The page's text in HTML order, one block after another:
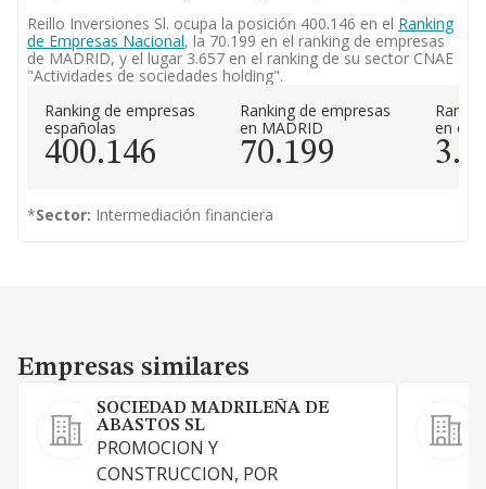
Reillo Inversiones Sl. ocupa la posición 400.146 en el Ranking
de Empresas Nacional, la 70.199 en el ranking de empresas
de MADRID, y el lugar 3.657 en el ranking de su sector CNAE
"Actividades de sociedades holding".
Ranking de empresas
españolas
400.146
Ranking de empresas
en MADRID
70.199
en el
*Sector: Intermediación financiera
Empresas similares
Empresas similares
SOCIEDAD MADRILEÑA DE
ABASTOS SL
PROMOCION Y
CONSTRUCCION, POR